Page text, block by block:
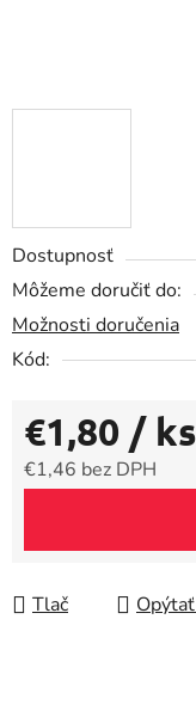
Dostupnosť
Môžeme doručiť do:
Možnosti doručenia
Kód:
€1,80 / ks
€1,46 bez DPH
Tlač